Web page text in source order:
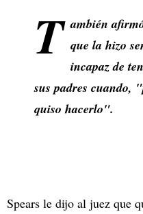
T ambién
que la hizo
incapaz de
sus padres cuando,
quiso hacerlo".
Spears le dijo al juez que